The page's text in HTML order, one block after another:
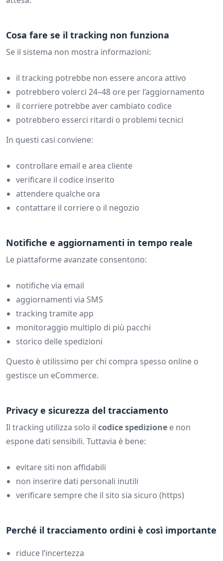
Cosa fare se il tracking non funziona
Se il sistema non mostra informazioni:
il tracking potrebbe non essere ancora attivo
potrebbero volerci 24–48 ore per l’aggiornamento
il corriere potrebbe aver cambiato codice
potrebbero esserci ritardi o problemi tecnici
In questi casi conviene:
controllare email e area cliente
verificare il codice inserito
attendere qualche ora
contattare il corriere o il negozio
Notifiche e aggiornamenti in tempo reale
Le piattaforme avanzate consentono:
notifiche via email
aggiornamenti via SMS
tracking tramite app
monitoraggio multiplo di più pacchi
storico delle spedizioni
Questo è utilissimo per chi compra spesso online o
gestisce un eCommerce.
Privacy e sicurezza del tracciamento
Il tracking utilizza solo il codice spedizione e non
espone dati sensibili. Tuttavia è bene:
evitare siti non affidabili
non inserire dati personali inutili
verificare sempre che il sito sia sicuro (https)
Perché il tracciamento ordini è così importante
riduce l’incertezza